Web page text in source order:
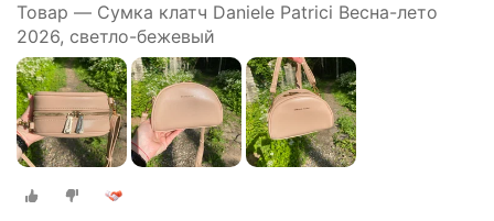
Товар — Сумка клатч Daniele Patrici Весна-лето
2026, светло-бежевый